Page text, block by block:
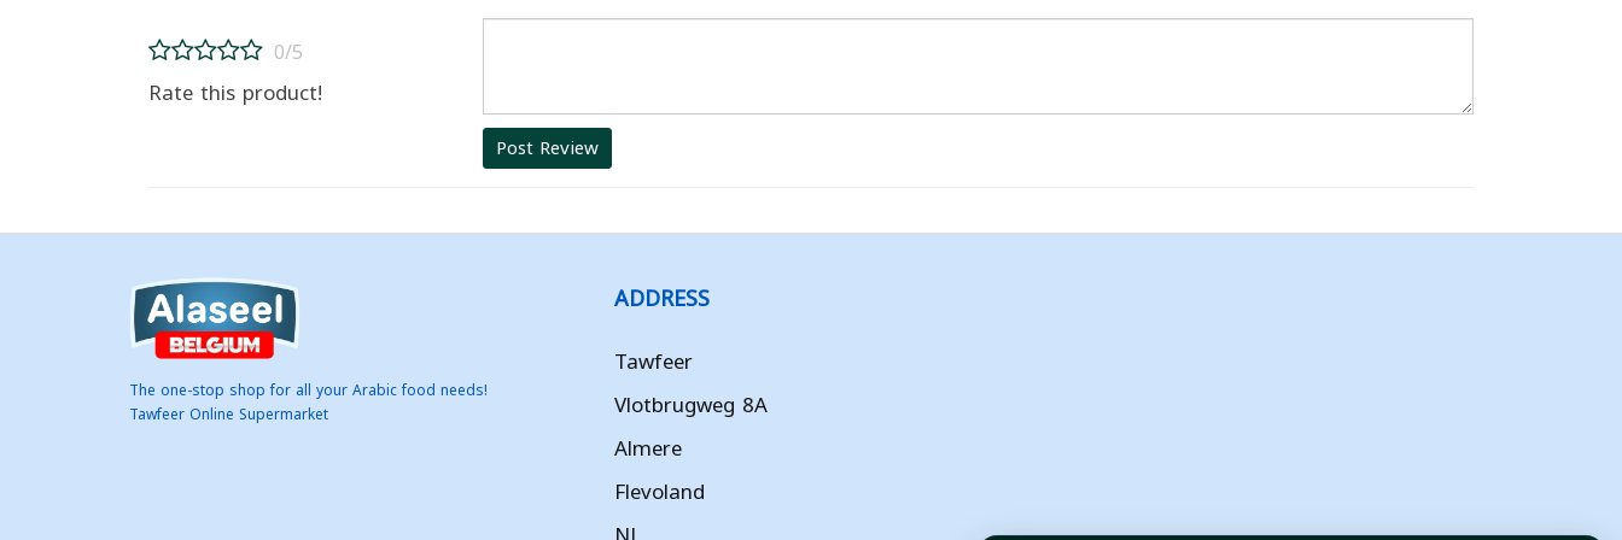
0/5
Rate this product!
Post Review
The one-stop shop for all your Arabic food needs!
Tawfeer Online Supermarket
ADDRESS
Tawfeer
Vlotbrugweg 8A
Almere
Flevoland